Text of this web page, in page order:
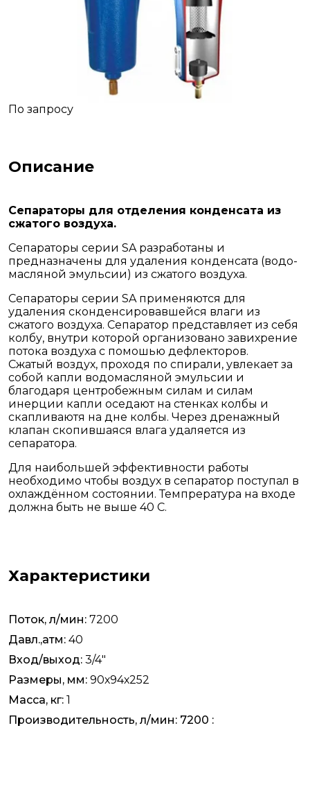
По запросу
Описание
Сепараторы для отделения конденсата из
сжатого воздуха.
Сепараторы серии SA разработаны и
предназначены для удаления конденсата (водо-
масляной эмульсии) из сжатого воздуха.
Сепараторы серии SA применяются для
удаления сконденсировавшейся влаги из
сжатого воздуха. Сепаратор представляет из себя
колбу, внутри которой организовано завихрение
потока воздуха с помошью дефлекторов.
Сжатый воздух, проходя по спирали, увлекает за
собой капли водомасляной эмульсии и
благодаря центробежным силам и силам
инерции капли оседают на стенках колбы и
скапливаютя на дне колбы. Через дренажный
клапан скопившаяся влага удаляется из
сепаратора.
Для наибольшей эффективности работы
необходимо чтобы воздух в сепаратор поступал в
охлаждённом состоянии. Темпрература на входе
должна быть не выше 40 С.
Характеристики
Поток, л/мин: 7200
Давл.,атм: 40
Вход/выход: 3/4"
Размеры, мм: 90х94х252
Масса, кг: 1
Производительность, л/мин: 7200 :